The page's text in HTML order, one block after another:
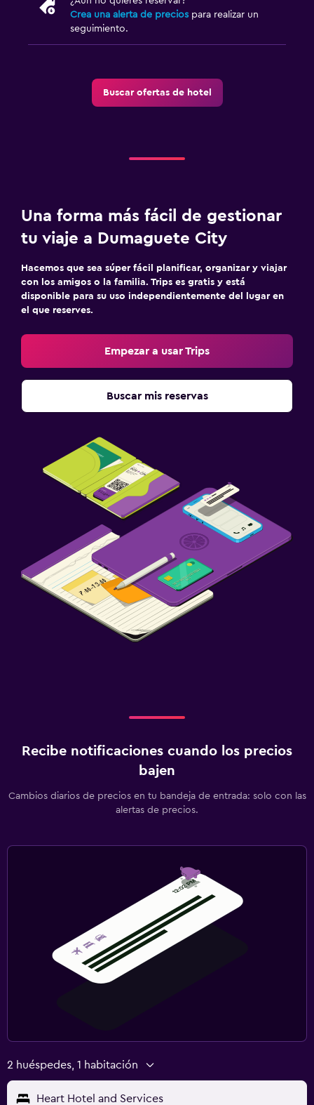
Crea una alerta de precios para realizar un
seguimiento.
Buscar ofertas de hotel
Una forma más fácil de gestionar
tu viaje a Dumaguete City
Hacemos que sea súper fácil planificar, organizar y viajar
con los amigos o la familia. Trips es gratis y está
disponible para su uso independientemente del lugar en
el que reserves.
Empezar a usar Trips
Buscar mis reservas
Recibe notificaciones cuando los precios
bajen
Cambios diarios de precios en tu bandeja de entrada: solo con las
alertas de precios.
2 huéspedes, 1 habitación
Heart Hotel and Services